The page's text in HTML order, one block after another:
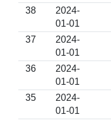
38
2024-
01-01
37
2024-
01-01
36
2024-
01-01
35
2024-
01-01